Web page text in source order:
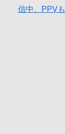
信中、PPVも